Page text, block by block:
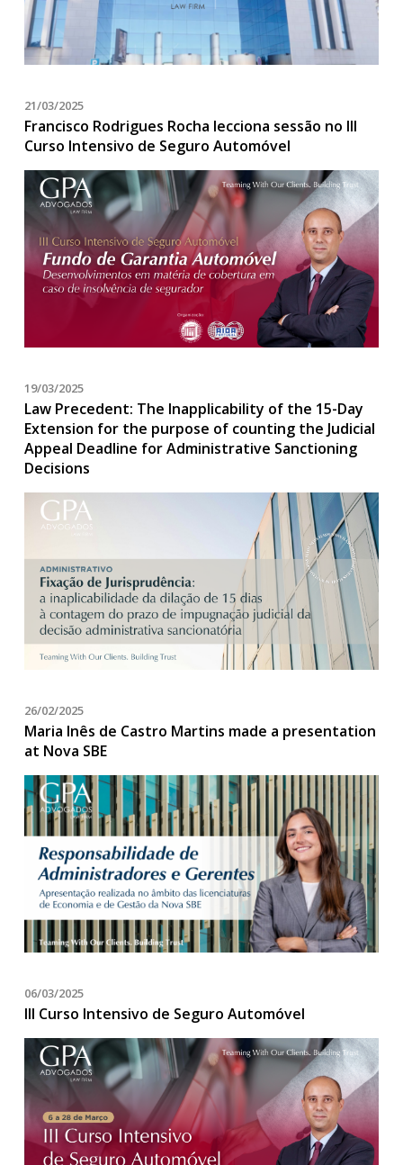
21/03/2025
Francisco Rodrigues Rocha lecciona sessão no III
Curso Intensivo de Seguro Automóvel
19/03/2025
Law Precedent: The Inapplicability of the 15-Day
Extension for the purpose of counting the Judicial
Appeal Deadline for Administrative Sanctioning
Decisions
26/02/2025
Maria Inês de Castro Martins made a presentation
at Nova SBE
06/03/2025
III Curso Intensivo de Seguro Automóvel